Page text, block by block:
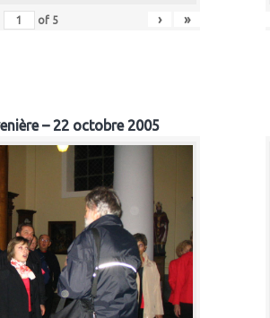
of 5 › »
– 22 octobre 2005